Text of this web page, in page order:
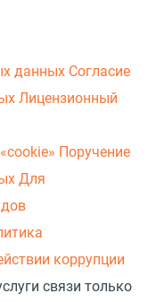
данных Согласие
Лицензионный
Поручение
Для
коррупции
связи только